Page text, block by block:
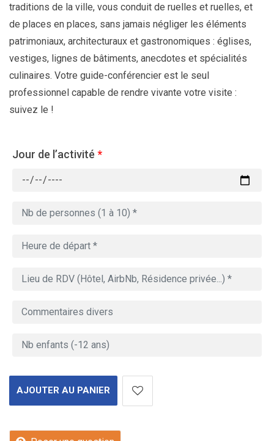
traditions de la ville, vous conduit de ruelles et ruelles, et
de places en places, sans jamais négliger les éléments
patrimoniaux, architecturaux et gastronomiques : églises,
vestiges, lignes de bâtiments, anecdotes et spécialités
culinaires. Votre guide-conférencier est le seul
professionnel capable de rendre vivante votre visite :
suivez le !
Jour de l’activité *
AJOUTER AU PANIER